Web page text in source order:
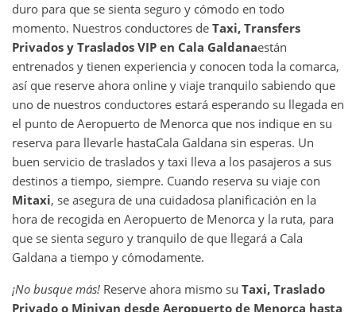
duro para que se sienta seguro y cómodo en todo
momento. Nuestros conductores de Taxi, Transfers
Privados y Traslados VIP en Cala Galdanaestán
entrenados y tienen experiencia y conocen toda la comarca,
así que reserve ahora online y viaje tranquilo sabiendo que
uno de nuestros conductores estará esperando su llegada en
el punto de Aeropuerto de Menorca que nos indique en su
reserva para llevarle hastaCala Galdana sin esperas. Un
buen servicio de traslados y taxi lleva a los pasajeros a sus
destinos a tiempo, siempre. Cuando reserva su viaje con
Mitaxi, se asegura de una cuidadosa planificación en la
hora de recogida en Aeropuerto de Menorca y la ruta, para
que se sienta seguro y tranquilo de que llegará a Cala
Galdana a tiempo y cómodamente.
¡No busque más! Reserve ahora mismo su Taxi, Traslado
Privado o Minivan desde Aeropuerto de Menorca hasta